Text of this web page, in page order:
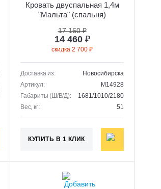
Кровать двуспальная 1,4м
"Мальта" (спальня)
17 160 ₽
14 460 ₽
скидка 2 700 ₽
Доставка из:
Новосибирска
Артикул:
M14928
Габариты (Ш/В/Д):
1681/1010/2180
Вес, кг:
51
КУПИТЬ В 1 КЛИК